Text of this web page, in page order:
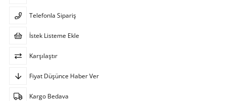
Telefonla Sipariş
İstek Listeme Ekle
Karşılaştır
Fiyat Düşünce Haber Ver
Kargo Bedava